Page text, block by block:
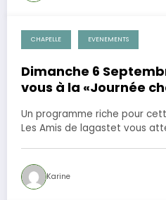
17 août 2015
CHAPELLE EVENEMENTS
Dimanche 6
vous à la «Journée
Lagastet
Un programme riche pour
Les Amis de lagastet vous
Karine